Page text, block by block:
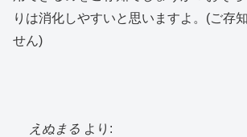
りは消化しやすいと思いますよ。(ご存
せん)
えぬまる より: